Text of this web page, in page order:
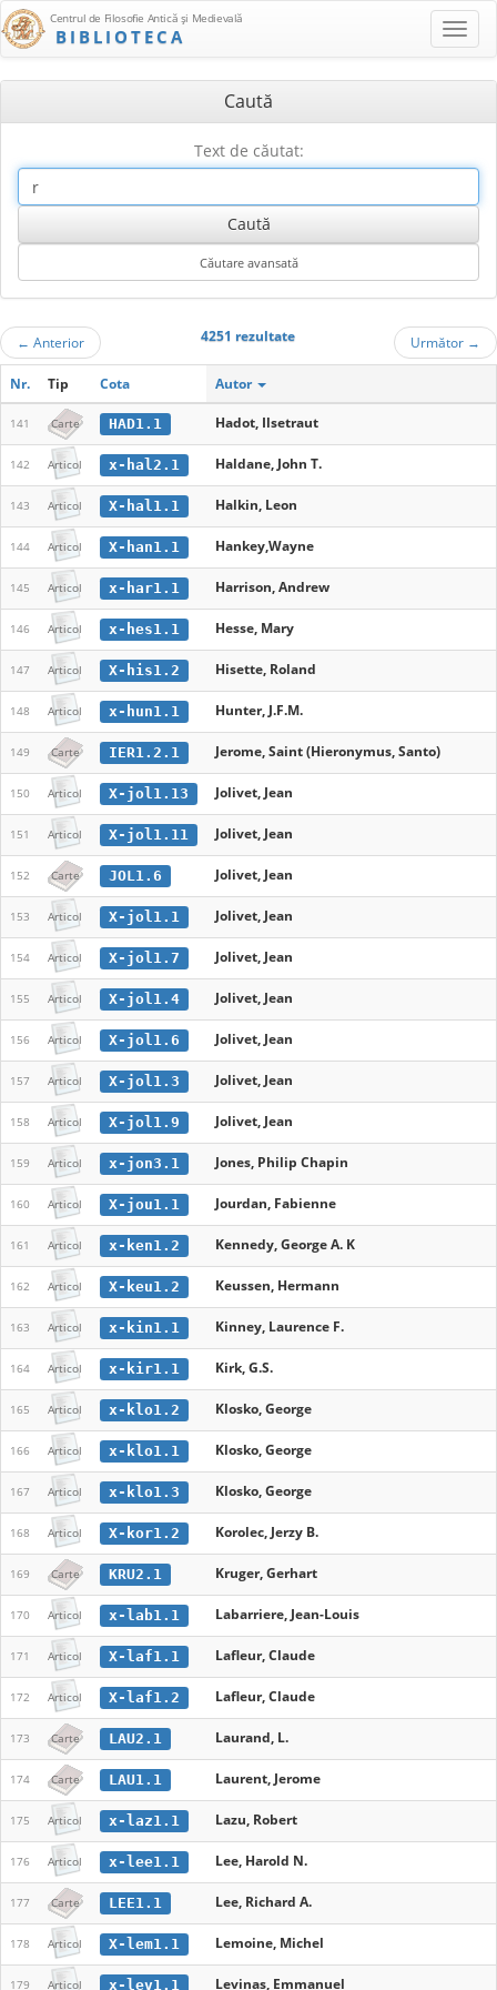
Centrul de Filosofie Antică şi Medievală
BIBLIOTECA
Caută
Text de căutat:
← Anterior 4251 rezultate Următor →
Nr. Tip Cota Autor
141 Carte HAD1.1 Hadot, Ilsetraut
142 Articol x-hal2.1 Haldane, John T.
143 Articol X-hal1.1 Halkin, Leon
144 Articol X-han1.1 Hankey,Wayne
145 Articol x-har1.1 Harrison, Andrew
146 Articol x-hes1.1 Hesse, Mary
147 Articol X-his1.2 Hisette, Roland
148 Articol x-hun1.1 Hunter, J.F.M.
149 Carte IER1.2.1 Jerome, Saint (Hieronymus, Santo)
150 Articol X-jol1.13 Jolivet, Jean
151 Articol X-jol1.11 Jolivet, Jean
152 Carte JOL1.6 Jolivet, Jean
153 Articol X-jol1.1 Jolivet, Jean
154 Articol X-jol1.7 Jolivet, Jean
155 Articol X-jol1.4 Jolivet, Jean
156 Articol X-jol1.6 Jolivet, Jean
157 Articol X-jol1.3 Jolivet, Jean
158 Articol X-jol1.9 Jolivet, Jean
159 Articol x-jon3.1 Jones, Philip Chapin
160 Articol X-jou1.1 Jourdan, Fabienne
161 Articol x-ken1.2 Kennedy, George A. K
162 Articol X-keu1.2 Keussen, Hermann
163 Articol x-kin1.1 Kinney, Laurence F.
164 Articol x-kir1.1 Kirk, G.S.
165 Articol x-klo1.2 Klosko, George
166 Articol x-klo1.1 Klosko, George
167 Articol x-klo1.3 Klosko, George
168 Articol X-kor1.2 Korolec, Jerzy B.
169 Carte KRU2.1 Kruger, Gerhart
170 Articol x-lab1.1 Labarriere, Jean-Louis
171 Articol X-laf1.1 Lafleur, Claude
172 Articol X-laf1.2 Lafleur, Claude
173 Carte LAU2.1 Laurand, L.
174 Carte LAU1.1 Laurent, Jerome
175 Articol x-laz1.1 Lazu, Robert
176 Articol x-lee1.1 Lee, Harold N.
177 Carte LEE1.1 Lee, Richard A.
178 Articol X-lem1.1 Lemoine, Michel
179 Articol x-lev1.1 Levinas, Emmanuel